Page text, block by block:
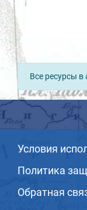
Все ресурсы
Условия
Политика
Обратная